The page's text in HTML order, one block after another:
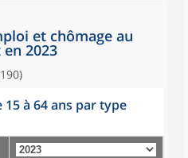
et chômage au
2023
15 à 64 ans par type